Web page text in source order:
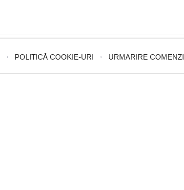
POLITICĂ COOKIE-URI URMARIRE COMENZI